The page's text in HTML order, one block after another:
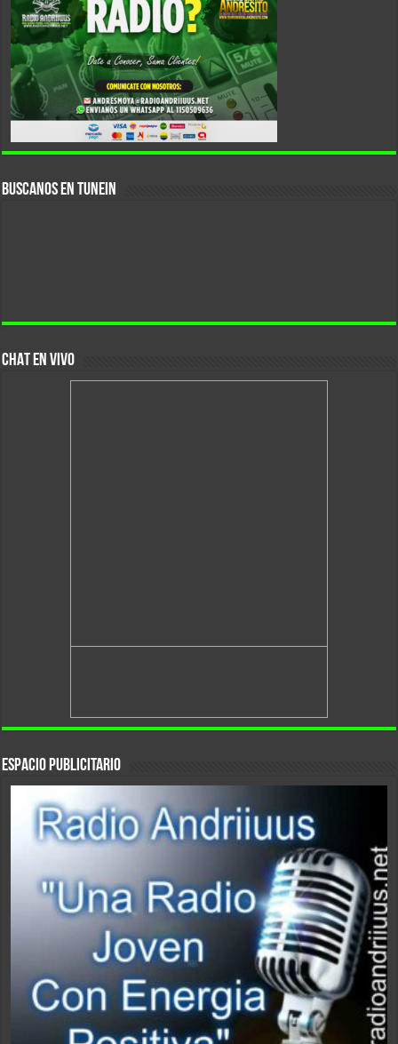
Buscanos En Tunein
CHAT EN VIVO
Espacio Publicitario